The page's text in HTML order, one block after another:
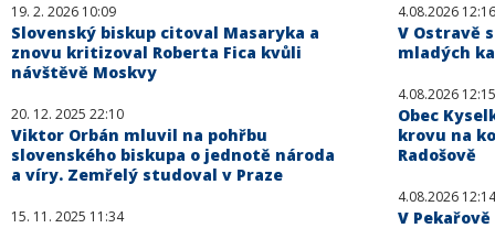
19. 2. 2026 10:09
Slovenský biskup citoval Masaryka a
znovu kritizoval Roberta Fica kvůli
návštěvě Moskvy
20. 12. 2025 22:10
Viktor Orbán mluvil na pohřbu
slovenského biskupa o jednotě národa
a víry. Zemřelý studoval v Praze
15. 11. 2025 11:34
4.08.2026 12:16
V Ostravě
mladých
4.08.2026 12:15
Obec
krovu na
Radošově
4.08.2026 12:14
V